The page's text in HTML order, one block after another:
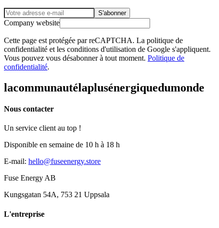
S'abonner
Company website
Cette page est protégée par reCAPTCHA. La politique de
confidentialité et les conditions d'utilisation de Google s'appliquent.
Vous pouvez vous désabonner à tout moment. Politique de
confidentialité.
lacommunautélaplusénergiquedumonde
Nous contacter
Un service client au top !
Disponible en semaine de 10 h à 18 h
E-mail: hello@fuseenergy.store
Fuse Energy AB
Kungsgatan 54A, 753 21 Uppsala
L'entreprise